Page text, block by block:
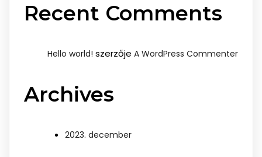
Recent Comments
Hello world! szerzője A WordPress Commenter
Archives
2023. december